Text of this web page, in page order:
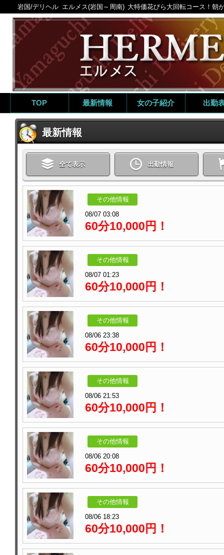
岩国/デリヘル エルメス(岩国～周南) 大特価花びら大回転コース！朝
TOP 最新情報 女の子紹介 出勤
最新情報
全て表示 出勤情報
その他情報
08/07 03:08
60分10,000円！
その他情報
08/07 01:23
60分10,000円！
その他情報
08/06 23:38
60分10,000円！
その他情報
08/06 21:53
60分10,000円！
その他情報
08/06 20:08
60分10,000円！
その他情報
08/06 18:23
60分10,000円！